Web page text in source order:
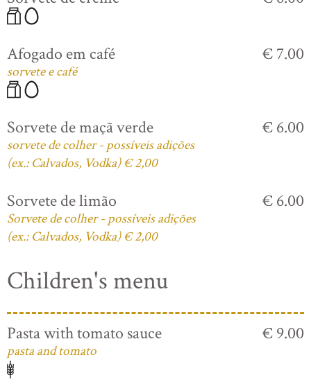
Afogado em café
sorvete e café
€ 7.00
Sorvete de maçã verde
sorvete de colher - possíveis adições
(ex.: Calvados, Vodka) € 2,00
€ 6.00
Sorvete de limão
Sorvete de colher - possíveis adições
(ex.: Calvados, Vodka) € 2,00
€ 6.00
Children's menu
Pasta with tomato sauce
pasta and tomato
€ 9.00